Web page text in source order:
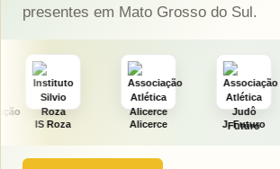
presentes em Mato Grosso do Sul.
Alicerce J. Futuro AAJNG